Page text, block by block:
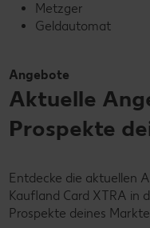
Metzger
Geldautomat
Angebote
Aktuelle
Prospekte
Entdecke die aktuellen
Kaufland Card XTRA in
Prospekte deines